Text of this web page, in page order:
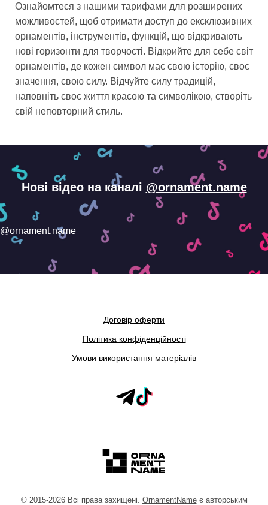
Ознайомтеся з нашими тарифами для розширених
можливостей, щоб отримати доступ до ексклюзивних
орнаментів, інструментів, функцій, що відкривають
нові горизонти для творчості. Відкрийте для себе світ
орнаментів, де кожен символ має свою історію, своє
значення, свою силу. Відчуйте силу традицій,
наповніть своє життя красою та символікою, створіть
свій неповторний стиль.
Нові відео на каналі @ornament.name
@ornament.name
Договір оферти
Політика конфіденційності
Умови використання матеріалів
©2015-2026Всі права захищені. OrnamentNameє авторським